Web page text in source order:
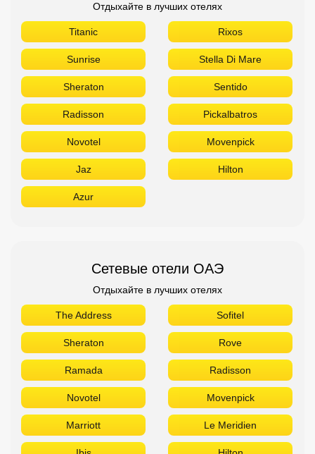
Отдыхайте в лучших отелях
Titanic Rixos
Sunrise Stella Di Mare
Sheraton Sentido
Radisson Pickalbatros
Novotel Movenpick
Jaz Hilton
Azur
Сетевые отели ОАЭ
Отдыхайте в лучших отелях
The Address Sofitel
Sheraton Rove
Ramada Radisson
Novotel Movenpick
Marriott Le Meridien